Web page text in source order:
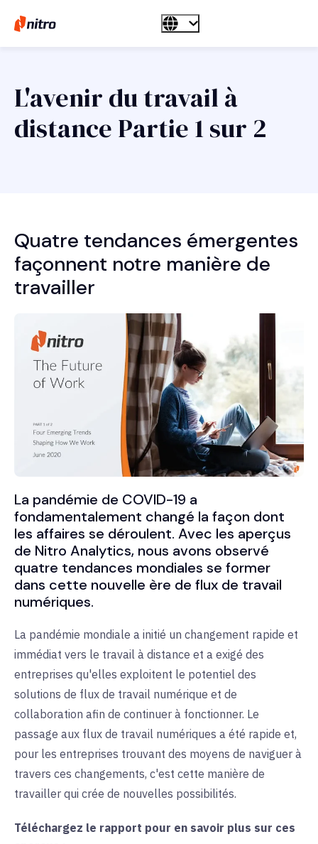
L'avenir du travail à
distance Partie 1 sur 2
Quatre tendances émergentes
façonnent notre manière de
travailler
La pandémie de COVID-19 a
fondamentalement changé la façon dont
les affaires se déroulent. Avec les aperçus
de Nitro Analytics, nous avons observé
quatre tendances mondiales se former
dans cette nouvelle ère de flux de travail
numériques.
La pandémie mondiale a initié un changement rapide et
immédiat vers le travail à distance et a exigé des
entreprises qu'elles exploitent le potentiel des
solutions de flux de travail numérique et de
collaboration afin de continuer à fonctionner. Le
passage aux flux de travail numériques a été rapide et,
pour les entreprises trouvant des moyens de naviguer à
travers ces changements, c'est cette manière de
travailler qui crée de nouvelles possibilités.
Téléchargez le rapport pour en savoir plus sur ces